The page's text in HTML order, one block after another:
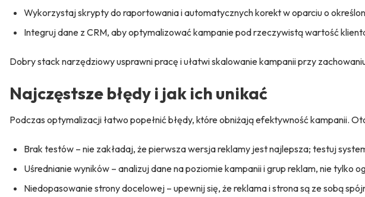
Wykorzystaj skrypty do raportowania i automatycznych korekt w oparciu o
Integruj dane z CRM, aby optymalizować kampanie pod rzeczywistą wartość
Dobry stack narzędziowy usprawni pracę i ułatwi skalowanie kampanii przy
Najczęstsze błędy i jak ich unikać
Podczas optymalizacji łatwo popełnić błędy, które obniżają efektywność kampanii.
Brak testów – nie zakładaj, że pierwsza wersja reklamy jest najlepsza; testuj
Uśrednianie wyników – analizuj dane na poziomie kampanii i grup reklam, nie tylko
Niedopasowanie strony docelowej – upewnij się, że reklama i strona są ze sobą